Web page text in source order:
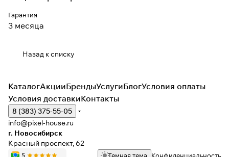
Гарантия
3 месяца
Назад к списку
КаталогАкцииБрендыУслугиБлогУсловия оплаты
Условия доставкиКонтакты
8 (383) 375-55-05
info@pixel-house.ru
г. Новосибирск
Красный проспект, 62